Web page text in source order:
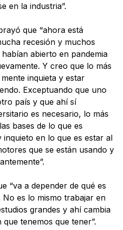
en la industria”.
que “ahora está
recesión y muchos
abierto en pandemia
Y creo que lo más
inquieta y estar
Exceptuando que uno
país y que ahí sí
es necesario, lo más
bases de lo que es
en lo que es estar al
que se están usando y
“va a depender de qué es
es lo mismo trabajar en
grandes y ahí cambia
tenemos que tener”.